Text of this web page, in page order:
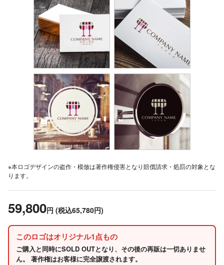
※本ロゴデザインの盗作・模倣は著作権侵害となり賠償請求・処罰の対象とな
ります。
59,800円 (税込65,780円)
このロゴはオリジナル1点もの
ご購入と同時にSOLD OUTとなり、その後の再販は一切ありませ
ん。 著作権はお客様に完全譲渡されます。